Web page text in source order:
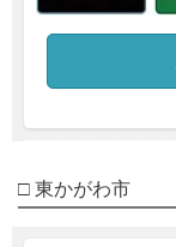
□ 東かがわ市